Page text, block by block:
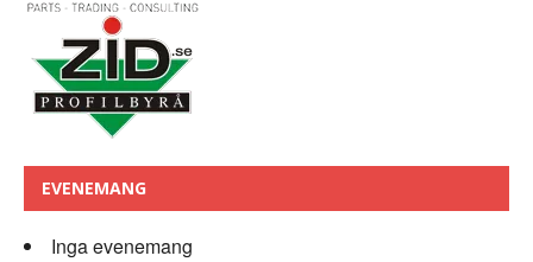
EVENEMANG
Inga evenemang